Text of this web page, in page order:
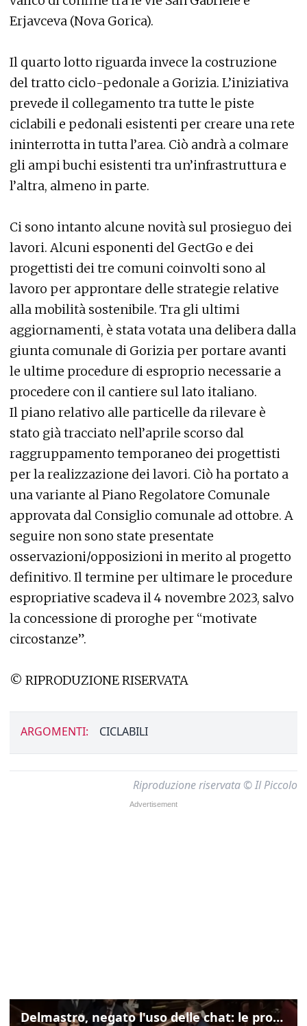
Erjavceva (Nova Gorica).
Il quarto lotto riguarda invece la costruzione
del tratto ciclo-pedonale a Gorizia. L’iniziativa
prevede il collegamento tra tutte le piste
ciclabili e pedonali esistenti per creare una rete
ininterrotta in tutta l’area. Ciò andrà a colmare
gli ampi buchi esistenti tra un’infrastruttura e
l’altra, almeno in parte.
Ci sono intanto alcune novità sul prosieguo dei
lavori. Alcuni esponenti del GectGo e dei
progettisti dei tre comuni coinvolti sono al
lavoro per approntare delle strategie relative
alla mobilità sostenibile. Tra gli ultimi
aggiornamenti, è stata votata una delibera dalla
giunta comunale di Gorizia per portare avanti
le ultime procedure di esproprio necessarie a
procedere con il cantiere sul lato italiano.
Il piano relativo alle particelle da rilevare è
stato già tracciato nell’aprile scorso dal
raggruppamento temporaneo dei progettisti
per la realizzazione dei lavori. Ciò ha portato a
una variante al Piano Regolatore Comunale
approvata dal Consiglio comunale ad ottobre. A
seguire non sono state presentate
osservazioni/opposizioni in merito al progetto
definitivo. Il termine per ultimare le procedure
espropriative scadeva il 4 novembre 2023, salvo
la concessione di proroghe per “motivate
circostanze”.
© RIPRODUZIONE RISERVATA
ARGOMENTI: CICLABILI
Riproduzione riservata © Il Piccolo
Delmastro, negato l'uso delle chat: le proteste di Avs e M5s